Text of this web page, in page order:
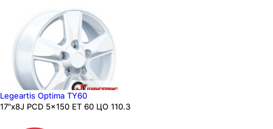
Legeartis Optima TY60
17"x8J PCD 5x150 ЕТ 60 ЦО 110.3